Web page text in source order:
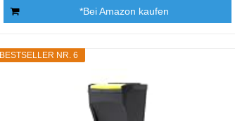
*Bei Amazon kaufen
BESTSELLER NR. 6